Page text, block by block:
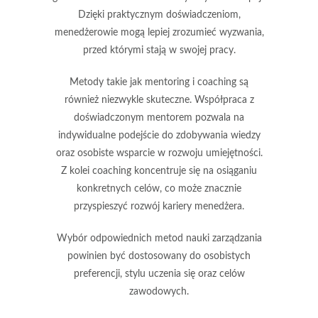
Dzięki praktycznym doświadczeniom,
menedżerowie mogą lepiej zrozumieć wyzwania,
przed którymi stają w swojej pracy.
Metody takie jak mentoring i coaching są
również niezwykle skuteczne. Współpraca z
doświadczonym mentorem pozwala na
indywidualne podejście do zdobywania wiedzy
oraz osobiste wsparcie w rozwoju umiejętności.
Z kolei coaching koncentruje się na osiąganiu
konkretnych celów, co może znacznie
przyspieszyć rozwój kariery menedżera.
Wybór odpowiednich metod nauki zarządzania
powinien być dostosowany do osobistych
preferencji, stylu uczenia się oraz celów
zawodowych.